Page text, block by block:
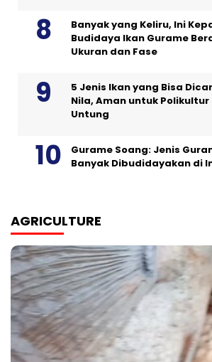
Banyak yang Keliru, Ini
Budidaya Ikan Gurame
Ukuran dan Fase
5 Jenis Ikan yang Bisa
Nila, Aman untuk
Untung
Gurame Soang: Jenis
Banyak Dibudidayakan di
AGRICULTURE